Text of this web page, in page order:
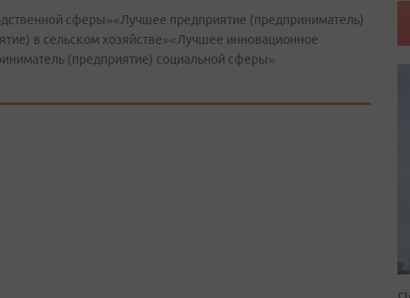
сферы»«Лучшее предприятие (предприниматель)
в сельском хозяйстве»«Лучшее инновационное
(предприятие) социальной сферы»